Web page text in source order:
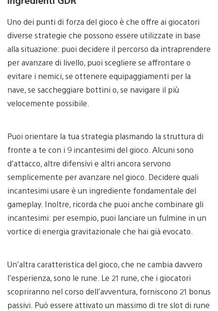
Uno dei punti di forza del gioco è che offre ai giocatori
diverse strategie che possono essere utilizzate in base
alla situazione: puoi decidere il percorso da intraprendere
per avanzare di livello, puoi scegliere se affrontare o
evitare i nemici, se ottenere equipaggiamenti per la
nave, se saccheggiare bottini o, se navigare il più
velocemente possibile.
Puoi orientare la tua strategia plasmando la struttura di
fronte a te con i 9 incantesimi del gioco. Alcuni sono
d’attacco, altre difensivi e altri ancora servono
semplicemente per avanzare nel gioco. Decidere quali
incantesimi usare è un ingrediente fondamentale del
gameplay. Inoltre, ricorda che puoi anche combinare gli
incantesimi: per esempio, puoi lanciare un fulmine in un
vortice di energia gravitazionale che hai già evocato.
Un’altra caratteristica del gioco, che ne cambia davvero
l’esperienza, sono le rune. Le 21 rune, che i giocatori
scopriranno nel corso dell’avventura, forniscono 21 bonus
passivi. Può essere attivato un massimo di tre slot di rune